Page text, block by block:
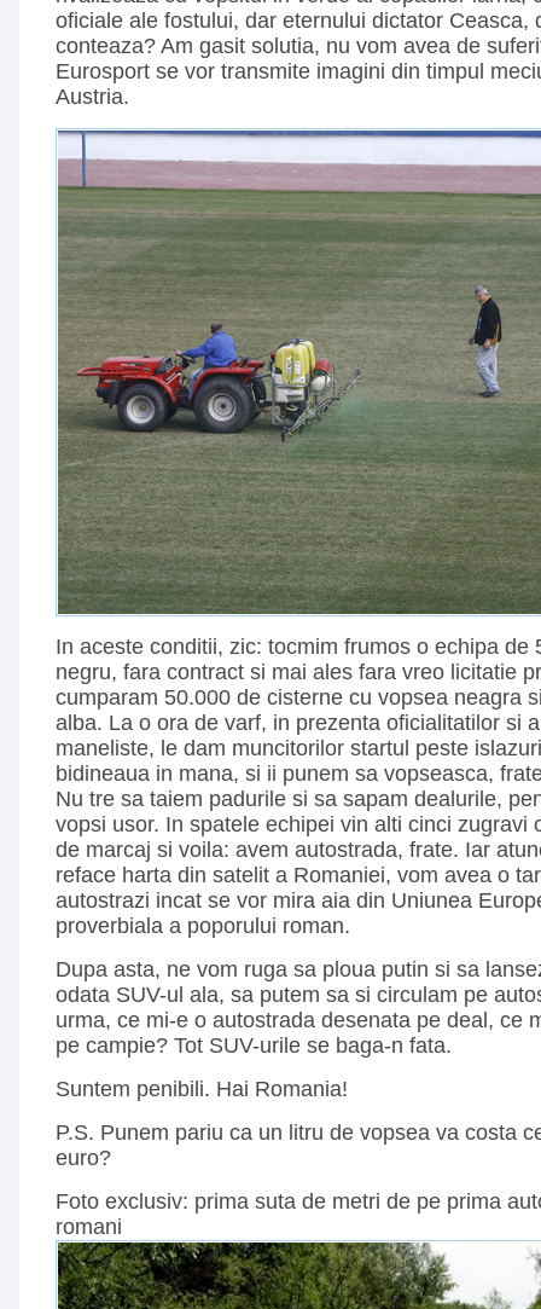
oficiale ale fostului, dar eternului dictator Ceasca,
conteaza? Am gasit solutia, nu vom avea de
Eurosport se vor transmite imagini din timpul
Austria.
In aceste conditii, zic: tocmim frumos o echipa de
negru, fara contract si mai ales fara vreo licitatie
cumparam 50.000 de cisterne cu vopsea neagra
alba. La o ora de varf, in prezenta oficialitatilor si
maneliste, le dam muncitorilor startul peste
bidineaua in mana, si ii punem sa vopseasca,
Nu tre sa taiem padurile si sa sapam dealurile,
vopsi usor. In spatele echipei vin alti cinci zugravi
de marcaj si voila: avem autostrada, frate. Iar
reface harta din satelit a Romaniei, vom avea o
autostrazi incat se vor mira aia din Uniunea
proverbiala a poporului roman.
Dupa asta, ne vom ruga sa ploua putin si sa
odata SUV-ul ala, sa putem sa si circulam pe
urma, ce mi-e o autostrada desenata pe deal, ce
pe campie? Tot SUV-urile se baga-n fata.
Suntem penibili. Hai Romania!
P.S. Punem pariu ca un litru de vopsea va costa
euro?
Foto exclusiv: prima suta de metri de pe prima
romani